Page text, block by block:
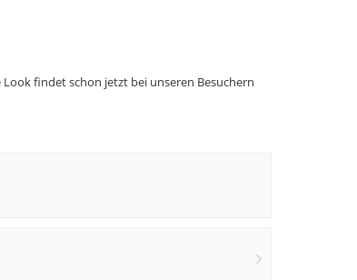
findet schon jetzt bei unseren Besuchern